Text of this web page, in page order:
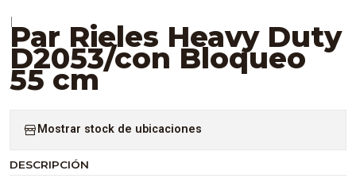
|Par Rieles Heavy Duty
D2053/con Bloqueo
55 cm
Mostrar stock de ubicaciones
DESCRIPCIÓN